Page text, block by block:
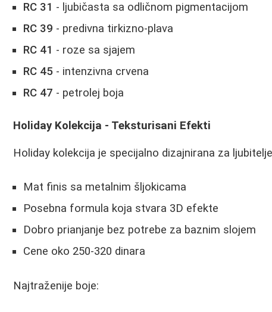
RC 31 - ljubičasta sa odličnom pigmentacijom
RC 39 - predivna tirkizno-plava
RC 41 - roze sa sjajem
RC 45 - intenzivna crvena
RC 47 - petrolej boja
Holiday Kolekcija - Teksturisani Efekti
Holiday kolekcija je specijalno dizajnirana za
Mat finis sa metalnim šljokicama
Posebna formula koja stvara 3D efekte
Dobro prianjanje bez potrebe za baznim slojem
Cene oko 250-320 dinara
Najtraženije boje: